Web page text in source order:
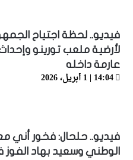
فيديو.. لحظة اجتياح
لأرضية ملعب تورينو
عارمة داخله
14:04 | 1 أبريل، 2026
فيديو.. حلحال: فخور أني
الوطني وسعيد بهاد